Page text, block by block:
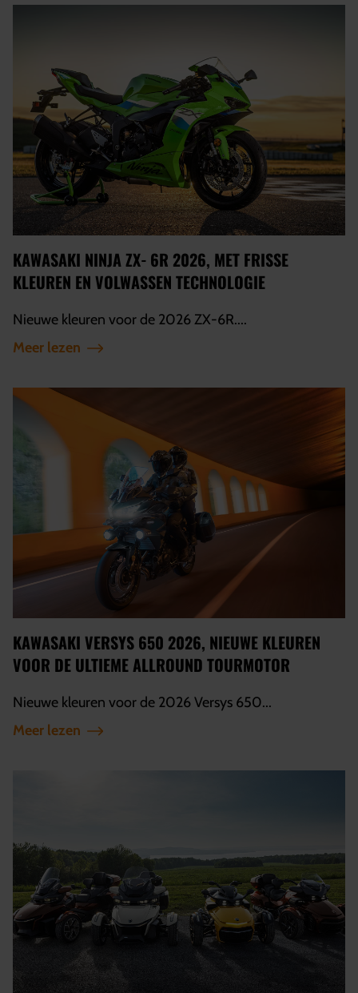
KAWASAKI NINJA ZX‑6R 2026, MET FRISSE
KLEUREN EN VOLWASSEN TECHNOLOGIE
Nieuwe kleuren voor de 2026 ZX-6R....
Meer lezen
KAWASAKI VERSYS 650 2026, NIEUWE KLEUREN
VOOR DE ULTIEME ALLROUND TOURMOTOR
Nieuwe kleuren voor de 2026 Versys 650...
Meer lezen